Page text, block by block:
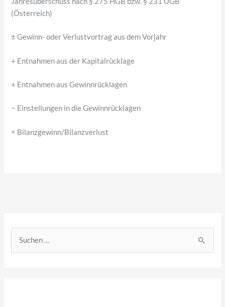
(Österreich)
± Gewinn- oder Verlustvortrag aus dem Vorjahr
+ Entnahmen aus der Kapitalrücklage
+ Entnahmen aus Gewinnrücklagen
− Einstellungen in die Gewinnrücklagen
= Bilanzgewinn/Bilanzverlust